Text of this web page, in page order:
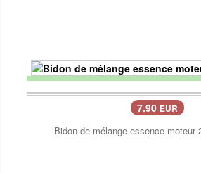
7.90 EUR
Bidon de mélange essence moteur